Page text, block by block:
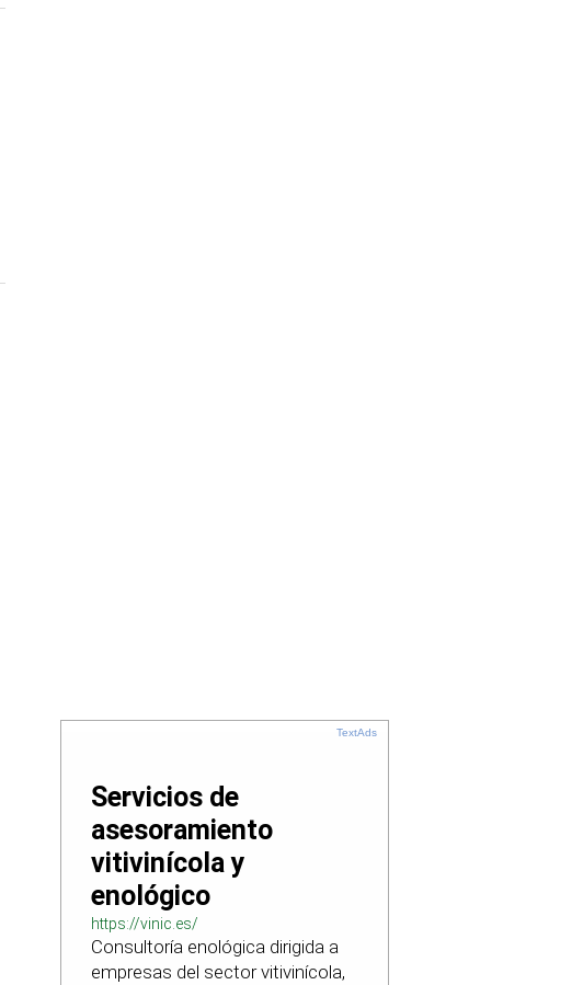
TextAds
Servicios de
asesoramiento
vitivinícola y
enológico
https://vinic.es/
Consultoría enológica dirigida a
empresas del sector vitivinícola,